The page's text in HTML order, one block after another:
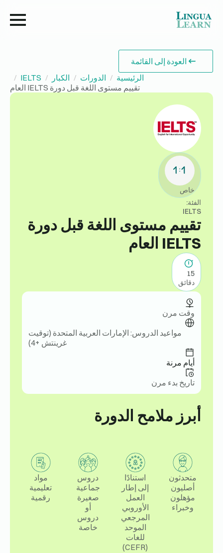
العودة إلى القائمة
الرئيسية
الدورات الكبار
IELTS
تقييم مستوى اللغة قبل دورة IELTS العام
خاص
الفئة:
IELTS
تقييم مستوى اللغة قبل دورة
IELTS العام
15
دقائق
وقت مرن
مواعيد الدروس: الإمارات العربية المتحدة (توقيت
غرينتش +4)
أيام مرنة
تاريخ بدء مرن
أبرز ملامح الدورة
متحدثون
أصليون
مؤهلون
وخبراء
استنادًا
إلى إطار
العمل
الأوروبي
المرجعي
الموحد
للغات
(CEFR)
دروس
جماعية
صغيرة
أو
دروس
خاصة
مواد
تعليمية
رقمية